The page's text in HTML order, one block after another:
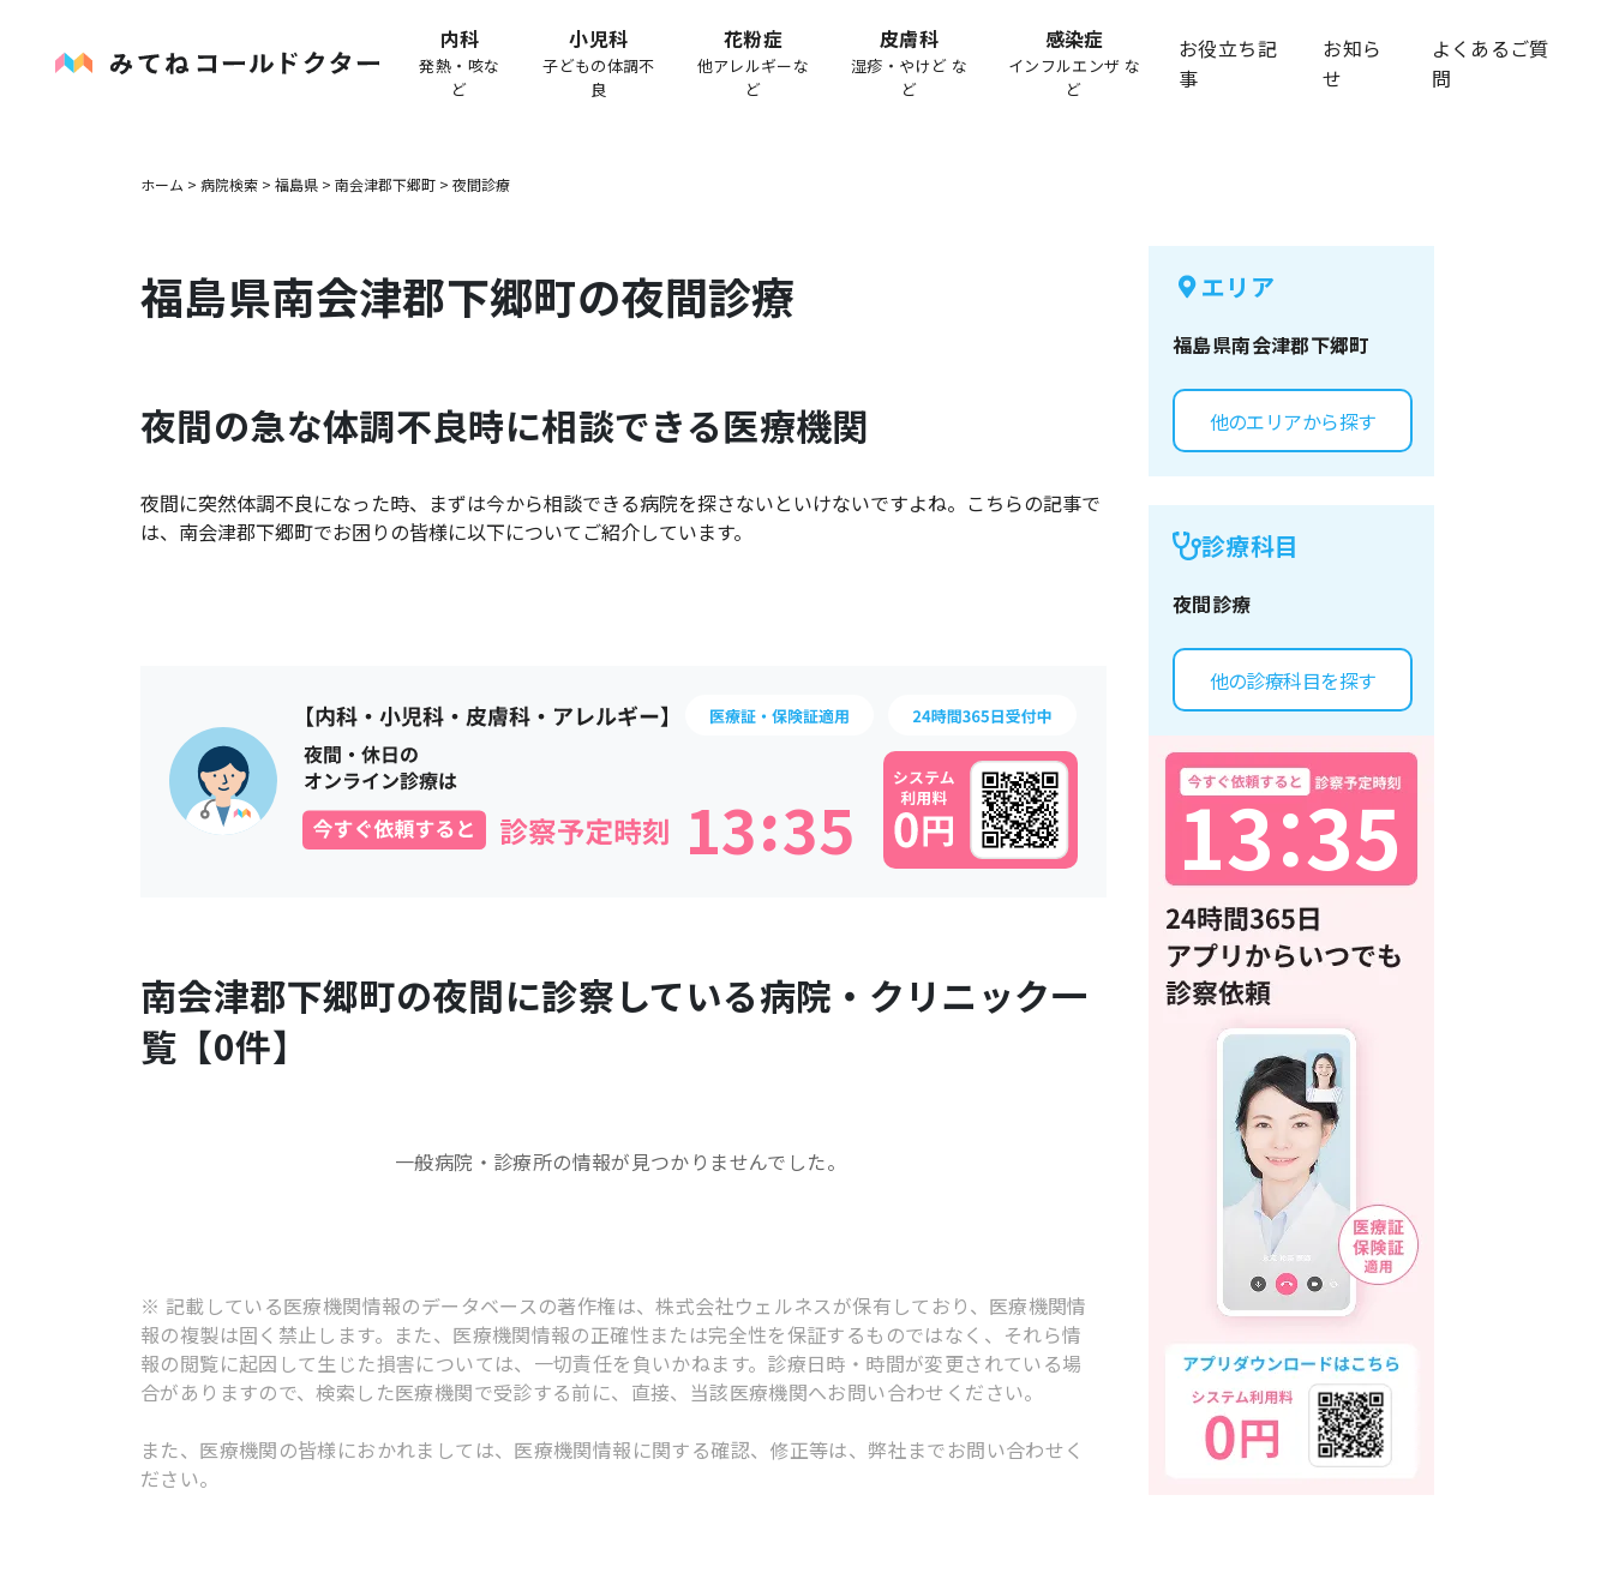
内科
発熱・咳な
ど
小児科
子どもの体調不
良
花粉症
他アレルギーな
ど
皮膚科
湿疹・やけど な
ど
感染症
インフルエンザ な
ど
お役立ち記
事
お知ら
せ
よくあるご質
問
ホーム > 病院検索 > 福島県 > 南会津郡下郷町 > 夜間診療
福島県南会津郡下郷町の夜間診療
夜間の急な体調不良時に相談できる医療機関
夜間に突然体調不良になった時、まずは今から相談できる病院を探さないといけないですよね。こちらの記事で
は、 南会津郡下郷町でお困りの皆様に以下についてご紹介しています。
13 35
:
南会津郡下郷町の夜間に診察している病院・クリニック一
覧【0件】
一般病院・診療所の情報が見つかりませんでした。
※ 記載している医療機関情報のデータベースの著作権は、株式会社ウェルネスが保有しており、医療機関情
報の複製は固く禁止します。また、医療機関情報の正確性または完全性を保証するものではなく、それら情
報の閲覧に起因して生じた損害については、一切責任を負いかねます。診療日時・時間が変更されている場
合がありますので、検索した医療機関で受診する前に、直接、当該医療機関へお問い合わせください。
また、医療機関の皆様におかれましては、医療機関情報に関する確認、修正等は、弊社までお問い合わせく
ださい。
エリア
福島県南会津郡下郷町
他のエリアから探す
診療科目
夜間診療
他の診療科目を探す
13：
35